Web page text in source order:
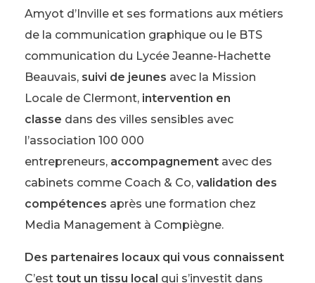
Amyot d’Inville et ses formations aux métiers
de la communication graphique ou le BTS
communication du Lycée Jeanne-Hachette
Beauvais, suivi de jeunes avec la Mission
Locale de Clermont, intervention en
classe dans des villes sensibles avec
l’association 100 000
entrepreneurs, accompagnement avec des
cabinets comme Coach & Co, validation des
compétences après une formation chez
Media Management à Compiègne.
Des partenaires locaux qui vous connaissent
C’est tout un tissu local qui s’investit dans